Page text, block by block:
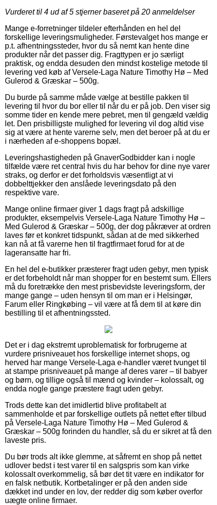
Vurderet til 4 ud af 5 stjerner baseret på 20 anmeldelser
Mange e-forretninger tildeler efterhånden en hel del
forskellige leveringsmuligheder. Førstevalget hos mange er
p.t. afhentningssteder, hvor du så nemt kan hente dine
produkter når det passer dig. Fragttypen er jo særligt
praktisk, og endda desuden den mindst kostelige metode til
levering ved køb af Versele-Laga Nature Timothy Hø – Med
Gulerod & Græskar – 500g.
Du burde på samme måde vælge at bestille pakken til
levering til hvor du bor eller til når du er på job. Den viser sig
somme tider en kende mere pebret, men til gengæld vældig
let. Den prisbilligste mulighed for levering vil dog altid vise
sig at være at hente varerne selv, men det beroer på at du er
i nærheden af e-shoppens bopæl.
Leveringshastigheden på GnaverGodbidder kan i nogle
tilfælde være ret central hvis du har behov for dine nye varer
straks, og derfor er det forholdsvis væsentligt at vi
dobbelttjekker den anslåede leveringsdato på den
respektive vare.
Mange online firmaer giver 1 dags fragt på adskillige
produkter, eksempelvis Versele-Laga Nature Timothy Hø –
Med Gulerod & Græskar – 500g, der dog påkræver at ordren
laves før et konkret tidspunkt, sådan at de med sikkerhed
kan nå at få varerne hen til fragtfirmaet forud for at de
lageransatte har fri.
En hel del e-butikker præsterer fragt uden gebyr, men typisk
er det forbeholdt når man shopper for en bestemt sum. Ellers
må du foretrække den mest prisbevidste leveringsform, der
mange gange – uden hensyn til om man er i Helsingør,
Farum eller Ringkøbing – vil være at få dem til at køre din
bestilling til et afhentningssted.
Det er i dag ekstremt uproblematisk for forbrugerne at
vurdere prisniveauet hos forskellige internet shops, og
herved har mange Versele-Laga e-handler været tvunget til
at stampe prisniveauet på mange af deres varer – til babyer
og børn, og tillige også til mænd og kvinder – kolossalt, og
endda nogle gange præstere fragt uden gebyr.
Trods dette kan det imidlertid blive profitabelt at
sammenholde et par forskellige outlets på nettet efter tilbud
på Versele-Laga Nature Timothy Hø – Med Gulerod &
Græskar – 500g forinden du handler, så du er sikret at få den
laveste pris.
Du bør trods alt ikke glemme, at såfremt en shop på nettet
udlover bedst i test varer til en salgspris som kan virke
kolossalt overkommelig, så bør det tit være en indikator for
en falsk netbutik. Kortbetalinger er på den anden side
dækket ind under en lov, der redder dig som køber overfor
uægte online firmaer.